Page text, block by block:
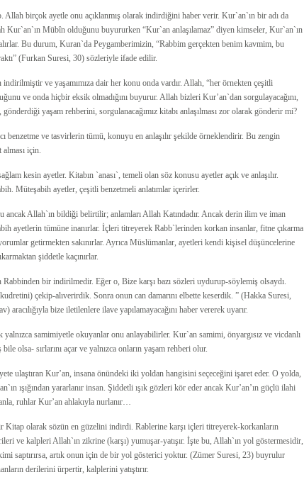
Allah birçok ayetle onu açıklanmış olarak indirdiğini haber verir. Kur`an`ın bir adı da
Kur`an`ın Mübîn olduğunu buyururken “Kur`an anlaşılamaz” diyen kimseler, Kur`an`ın
Bu durum, Kuran`da Peygamberimizin, “Rabbim gerçekten benim kavmim, bu
(Furkan Suresi, 30) sözleriyle ifade edilir.
ve yaşamımıza dair her konu onda vardır. Allah, “her örnekten çeşitli
ve onda hiçbir eksik olmadığını buyurur. Allah bizleri Kur’an`dan sorgulayacağını,
yaşam rehberini, sorgulanacağımız kitabı anlaşılması zor olarak gönderir mi?
benzetme ve tasvirlerin tümü, konuyu en anlaşılır şekilde örneklendirir. Bu zengin
için.
kesin ayetler. Kitabın `anası`, temeli olan söz konusu ayetler açık ve anlaşılır.
Müteşabih ayetler, çeşitli benzetmeli anlatımlar içerirler.
ancak Allah`ın bildiği belirtilir; anlamları Allah Katındadır. Ancak derin ilim ve iman
ayetlerin tümüne inanırlar. İçleri titreyerek Rabb`lerinden korkan insanlar, fitne çıkarma
getirmekten sakınırlar. Ayrıca Müslümanlar, ayetleri kendi kişisel düşüncelerine
şiddetle kaçınırlar.
bir indirilmedir. Eğer o, Bize karşı bazı sözleri uydurup-söylemiş olsaydı.
çekip-alıverirdik. Sonra onun can damarını elbette keserdik. ” (Hakka Suresi,
bize iletilenlere ilave yapılamayacağını haber vererek uyarır.
samimiyetle okuyanlar onu anlayabilirler. Kur`an samimi, önyargısız ve vicdanlı
olsa- sırlarını açar ve yalnızca onların yaşam rehberi olur.
ulaştıran Kur’an, insana önündeki iki yoldan hangisini seçeceğini işaret eder. O yolda,
ışığından yararlanır insan. Şiddetli ışık gözleri kör eder ancak Kur’an’ın güçlü ilahi
ruhlar Kur’an ahlakıyla nurlanır…
olarak sözün en güzelini indirdi. Rablerine karşı içleri titreyerek-korkanların
ve kalpleri Allah`ın zikrine (karşı) yumuşar-yatışır. İşte bu, Allah`ın yol göstermesidir,
saptırırsa, artık onun için de bir yol gösterici yoktur. (Zümer Suresi, 23) buyrulur
derilerini ürpertir, kalplerini yatıştırır.